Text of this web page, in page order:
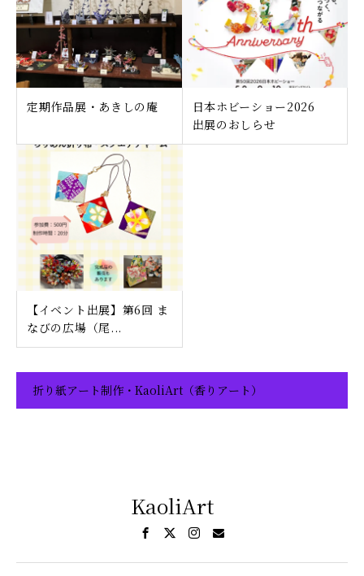
定期作品展・あきしの庵
日本ホビーショー2026
出展のおしらせ
【イベント出展】第6回 ま
なびの広場（尾...
折り紙アート制作・KaoliArt（香りアート）
KaoliArt